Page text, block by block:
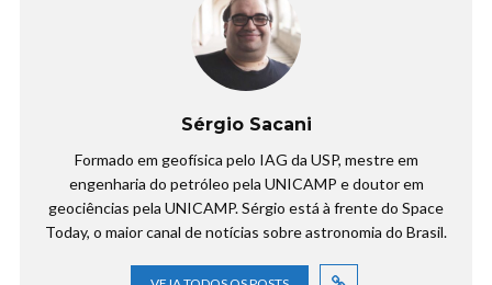
Sérgio Sacani
Formado em geofísica pelo IAG da USP, mestre em
engenharia do petróleo pela UNICAMP e doutor em
geociências pela UNICAMP. Sérgio está à frente do Space
Today, o maior canal de notícias sobre astronomia do Brasil.